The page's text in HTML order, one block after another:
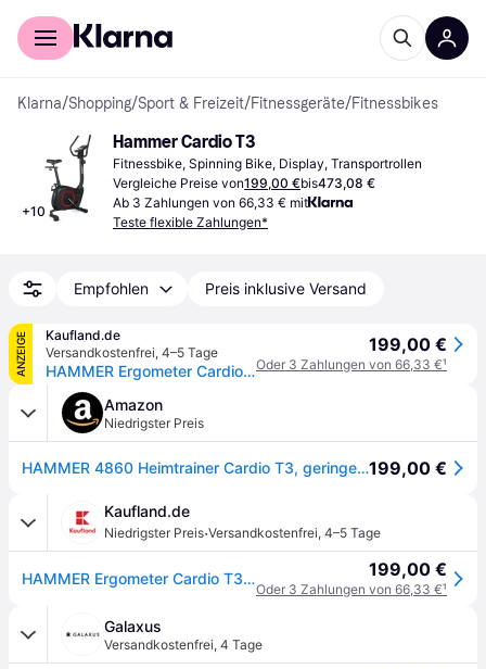
Für Shopper
Klarna/Shopping/Sport & Freizeit/Fitnessgeräte/Fitnessbikes
+10
Hammer Cardio T3
Fitnessbike, Spinning Bike, Display, Transportrollen
Vergleiche Preise von199,00 €bis473,08 €
Ab 3 Zahlungen von 66,33 € mit
Teste flexible Zahlungen*
Empfohlen Preis inklusive Versand
ANZEIGE
Kaufland.de
Versandkostenfrei, 4–5 Tage
HAMMER Ergometer Cardio T3, Heimtrainer, Handpuls, max. 110 kg Gewicht
199,00 €
Oder 3 Zahlungen von 66,33 €¹
Amazon
Niedrigster Preis
HAMMER 4860 Heimtrainer Cardio T3, geringer Einstiegs-Widerstand, besondersleisesFitnessfahrrad,Comfort-Sattel,geeignetalsHeimtrainerfürSenioren,Tablethalterung,90x46x137cm199,00 €
Kaufland.de
Niedrigster Preis·Versandkostenfrei, 4–5 Tage
HAMMER Ergometer Cardio T3, Heimtrainer, Handpuls, max. 110 kg Gewicht 199,00 €
Oder 3 Zahlungen von 66,33 €¹
Galaxus
Versandkostenfrei, 4 Tage